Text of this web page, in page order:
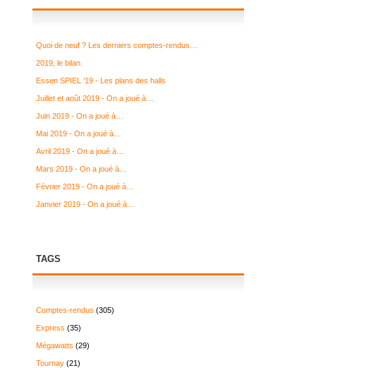
Quoi de neuf ? Les derniers comptes-rendus…
2019, le bilan.
Essen SPIEL '19 - Les plans des halls
Juillet et août 2019 - On a joué à…
Juin 2019 - On a joué à…
Mai 2019 - On a joué à…
Avril 2019 - On a joué à…
Mars 2019 - On a joué à…
Février 2019 - On a joué à…
Janvier 2019 - On a joué à…
TAGS
Comptes-rendus (305)
Express (35)
Mégawatts (29)
Tournay (21)